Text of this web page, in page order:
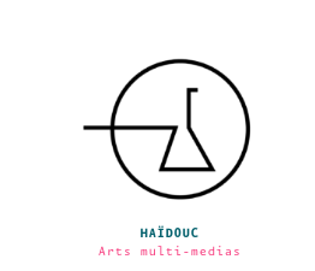
HAÏDOUC
Arts multi-medias